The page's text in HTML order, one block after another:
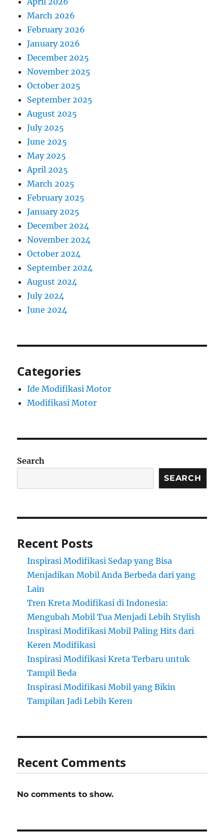
March 2026
February 2026
January 2026
December 2025
November 2025
October 2025
September 2025
August 2025
July 2025
June 2025
May 2025
April 2025
March 2025
February 2025
January 2025
December 2024
November 2024
October 2024
September 2024
August 2024
July 2024
June 2024
Categories
Ide Modifikasi Motor
Modifikasi Motor
Search
SEARCH
Recent Posts
Inspirasi Modifikasi Sedap yang Bisa
Menjadikan Mobil Anda Berbeda dari yang
Lain
Tren Kreta Modifikasi di Indonesia:
Mengubah Mobil Tua Menjadi Lebih Stylish
Inspirasi Modifikasi Mobil Paling Hits dari
Keren Modifikasi
Inspirasi Modifikasi Kreta Terbaru untuk
Tampil Beda
Inspirasi Modifikasi Mobil yang Bikin
Tampilan Jadi Lebih Keren
Recent Comments
No comments to show.